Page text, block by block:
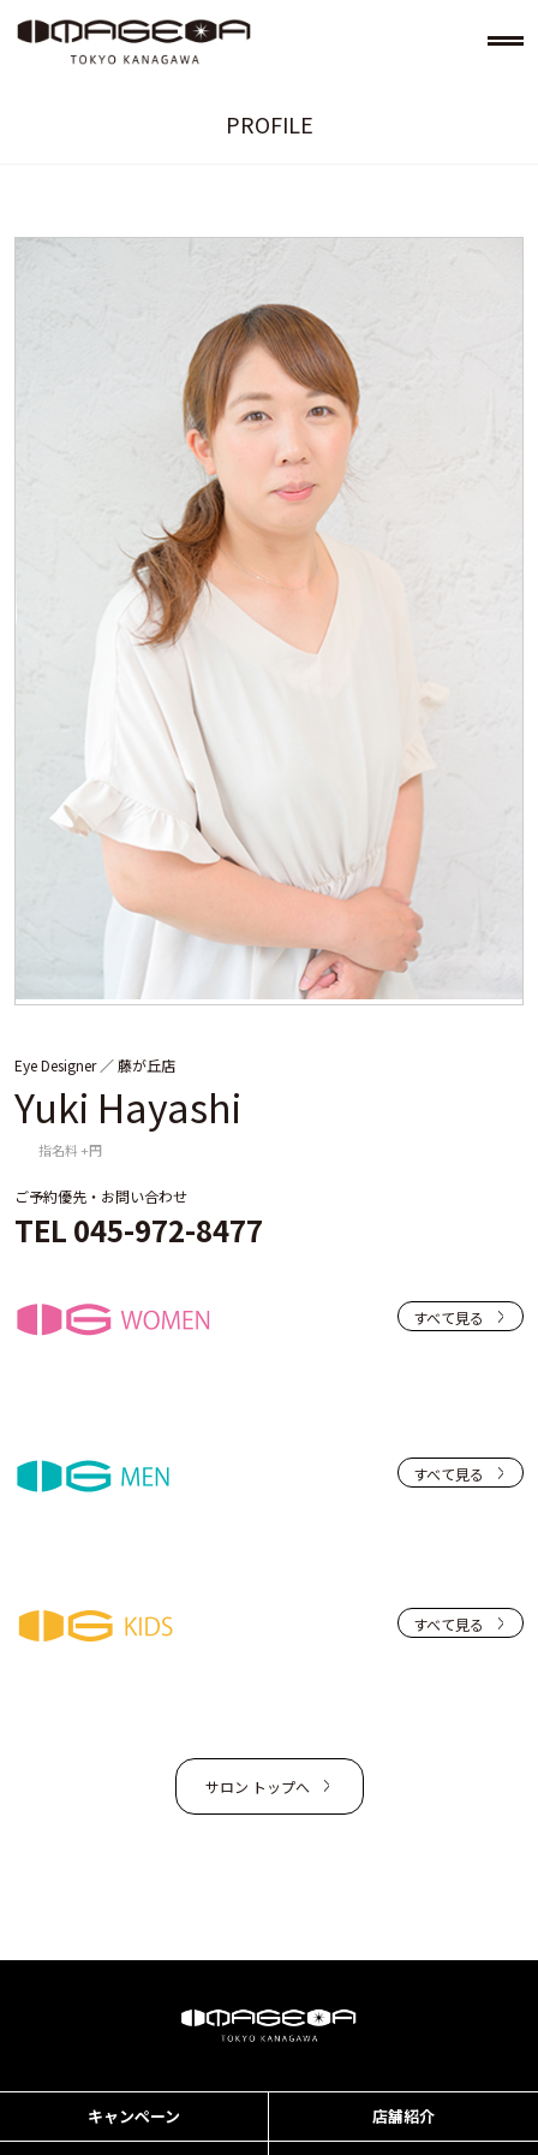
PROFILE
Eye Designer ／藤が丘店
Yuki Hayashi
指名料 +円
ご予約優先・お問い合わせ
TEL 045-972-8477
すべて見る
すべて見る
すべて見る
サロン トップへ
美容室イメージア IMAGE-
「ブランド価値のあるファ
キャンペーン 店舗紹介